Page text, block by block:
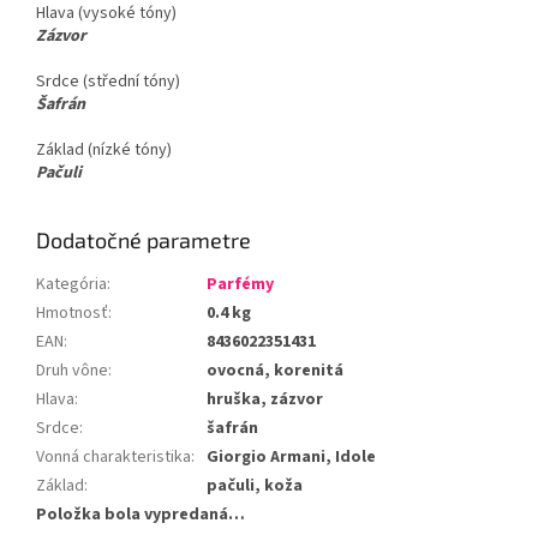
Hlava (vysoké tóny)
Zázvor
Srdce (střední tóny)
Šafrán
Základ (nízké tóny)
Pačuli
Dodatočné parametre
Kategória:
Parfémy
Hmotnosť:
0.4 kg
EAN:
8436022351431
Druh vône:
ovocná, korenitá
Hlava:
hruška, zázvor
Srdce:
šafrán
Vonná charakteristika: Giorgio Armani, Idole
Základ:
pačuli, koža
Položka bola vypredaná…